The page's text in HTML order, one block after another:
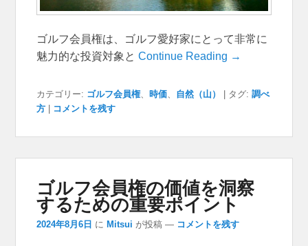
ゴルフ会員権は、ゴルフ愛好家にとって非常に
魅力的な投資対象とContinue Reading →
カテゴリー: ゴルフ会員権、時価 自然（山） | タグ: 調べ
方 | コメントを残す
ゴルフ会員権の価値を洞察
するための重要ポイント
2024年8月6日 に Mitsui が投稿 — コメントを残す